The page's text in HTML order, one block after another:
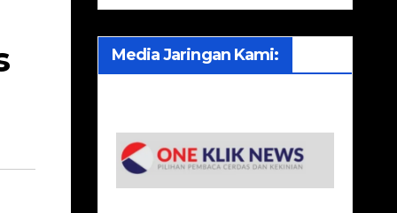
Media Jaringan Kami: